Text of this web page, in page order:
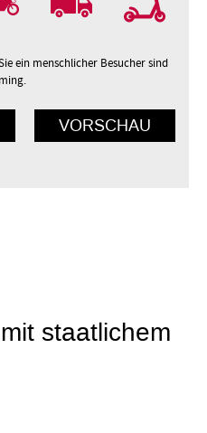
ein menschlicher Besucher sind
staatlichem